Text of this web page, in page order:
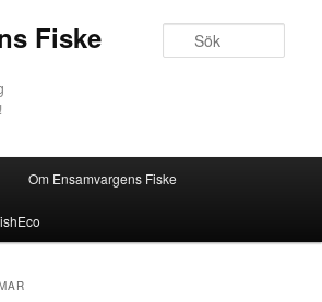
Fiske
Om Ensamvargens Fiske